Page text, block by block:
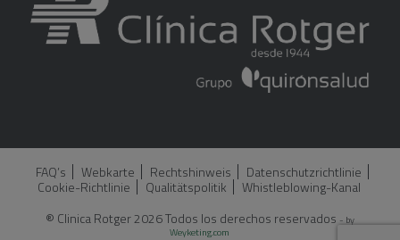
FAQ’s Webkarte Rechtshinweis
Datenschutzrichtlinie
Cookie-Richtlinie
Qualitätspolitik
Whistleblowing-Kanal
® Clinica Rotger 2026 Todos los derechos reservados - by
Weyketing.com